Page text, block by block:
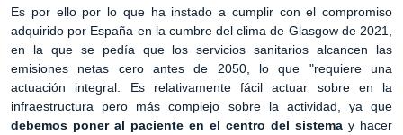
Es por ello por lo que ha instado a cumplir con el compromiso
adquirido por España en la cumbre del clima de Glasgow de 2021,
en la que se pedía que los servicios sanitarios alcancen las
emisiones netas cero antes de 2050, lo que "requiere una
actuación integral. Es relativamente fácil actuar sobre en la
infraestructura pero más complejo sobre la actividad, ya que
debemos poner al paciente en el centro del sistema y hacer